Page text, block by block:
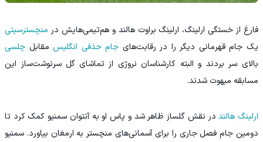
فارغ از خستگی ارلینگ، ارلینگ براوت هالند و هم‌تیمی‌هایش در منچسترسیتی
یک جام قهرمانی دیگر را در رقابت‌های جام حذفی انگلیس مقابل چلسی
بالای سر بردند و البته کارشناسان نروژی از تماشای گل سرنوشت‌ساز این
مسابقه مبهوت شدند.
ارلینگ هالنددر نقش گلساز ظاهر شد و پاس او به آنتوان سمنیو کمک کرد تا
دومین جام فصل جاری را برای آسمانی‌های منچستر به ارمغان بیاورد. سمنیو